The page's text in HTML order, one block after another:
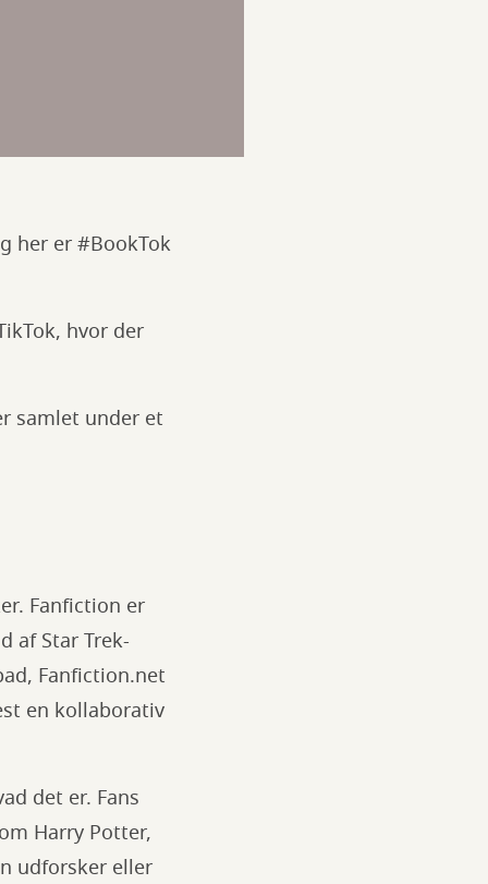
her er #BookTok
hvor der
samlet under et
Fanfiction er
af Star Trek-
Fanfiction.net
en kollaborativ
det er. Fans
Harry Potter,
udforsker eller